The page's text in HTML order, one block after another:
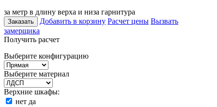
за метр в длину верха и низа гарнитура
Заказать Добавить в корзину Расчет цены Вызвать
замерщика
Получить расчет
Выберите конфигурацию
Выберите материал
Верхние шкафы:
нет да